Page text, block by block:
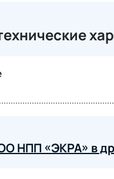
НПП «ЭКРА» в